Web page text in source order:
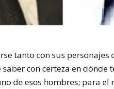
tanto con sus
con certeza en dónde
de esos hombres; para el